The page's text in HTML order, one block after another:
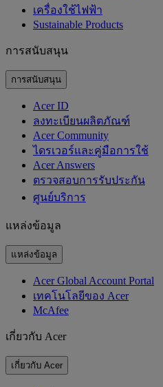
เครื่องใช้ไฟฟ้า
‌Sustainable Products
การสนับสนุน
การสนับสนุน
Acer ID
ลงทะเบียนผลิตภัณฑ์
Acer Community
ไดรเวอร์และคู่มือการใช้
Acer Answers
ตรวจสอบการรับประกัน
ศูนย์บริการ
แหล่งข้อมูล
แหล่งข้อมูล
Acer Global Account Portal
เทคโนโลยีของ Acer
McAfee
เกี่ยวกับ Acer
เกี่ยวกับ Acer